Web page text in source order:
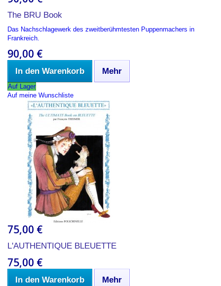
The BRU Book
Das Nachschlagewerk des zweitberühmtesten Puppenmachers in
Frankreich.
90,00 €
In den Warenkorb Mehr
Auf Lager
Auf meine Wunschliste
75,00 €
L'AUTHENTIQUE BLEUETTE
75,00 €
In den Warenkorb Mehr